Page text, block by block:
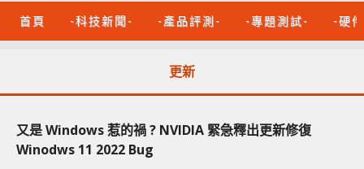
首頁 -科技新聞- -產品評測- -專題測試- -硬
更新
又是 Windows 惹的禍 ? NVIDIA 緊急釋出更新修復
Winodws 11 2022 Bug